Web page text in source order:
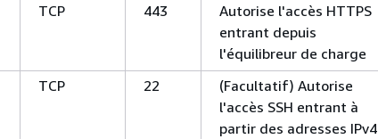
TCP 443
Autorise l'accès HTTPS
entrant depuis
l'équilibreur de charge
TCP 22
(Facultatif) Autorise
l'accès SSH entrant à
partir des adresses IPv4